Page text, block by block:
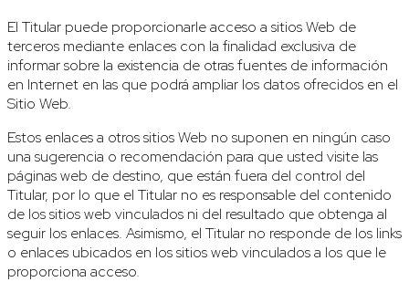
El Titular puede proporcionarle acceso a sitios Web de
terceros mediante enlaces con la finalidad exclusiva de
informar sobre la existencia de otras fuentes de información
en Internet en las que podrá ampliar los datos ofrecidos en el
Sitio Web.
Estos enlaces a otros sitios Web no suponen en ningún caso
una sugerencia o recomendación para que usted visite las
páginas web de destino, que están fuera del control del
Titular, por lo que el Titular no es responsable del contenido
de los sitios web vinculados ni del resultado que obtenga al
seguir los enlaces. Asimismo, el Titular no responde de los links
o enlaces ubicados en los sitios web vinculados a los que le
proporciona acceso.